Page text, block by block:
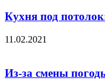
Кухня под
11.02.2021
Из-за смены